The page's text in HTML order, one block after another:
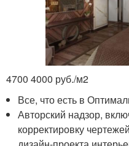
4700 4000 руб./м2
Все, что есть в
Авторский надзор,
корректировку